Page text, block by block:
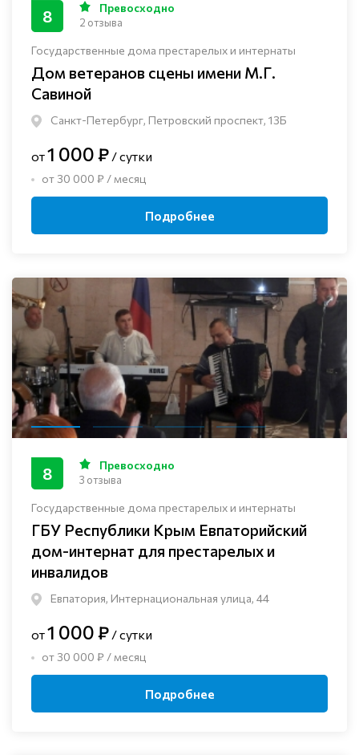
Государственные дома престарелых и интернаты
Дом ветеранов сцены имени М.Г.
Савиной
Санкт-Петербург, Петровский проспект, 13Б
8 Превосходно
2 отзыва
от1 000 ₽ / сутки
от 30 000 ₽ / месяц
Подробнее
Государственные дома престарелых и интернаты
ГБУ Республики Крым Евпаторийский
дом-интернат для престарелых и
инвалидов
Евпатория, Интернациональная улица, 44
8 Превосходно
3 отзыва
от1 000 ₽ / сутки
от 30 000 ₽ / месяц
Подробнее